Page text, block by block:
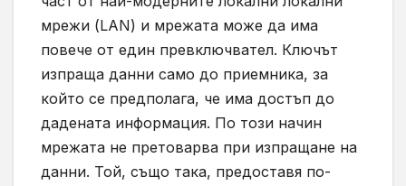
мрежи (LAN) и мрежата може да има
повече от един превключвател. Ключът
изпраща данни само до приемника, за
който се предполага, че има достъп до
дадената информация. По този начин
мрежата не претоварва при изпращане на
данни. Той, също така, предоставя по-